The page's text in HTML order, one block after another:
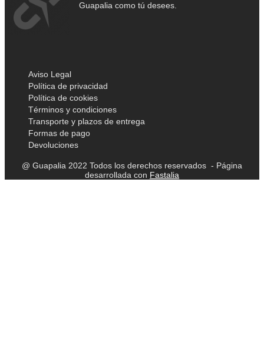
Guapalia como tú desees.
Aviso Legal
Política de privacidad
Política de cookies
Términos y condiciones
Transporte y plazos de entrega
Formas de pago
Devoluciones
@ Guapalia 2022 Todos los derechos reservados - Página
desarrollada con Fastalia